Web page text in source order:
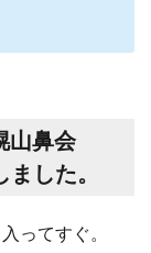
山鼻会
した。
ってすぐ。